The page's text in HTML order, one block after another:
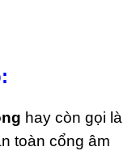
hay còn gọi là
toàn cổng âm